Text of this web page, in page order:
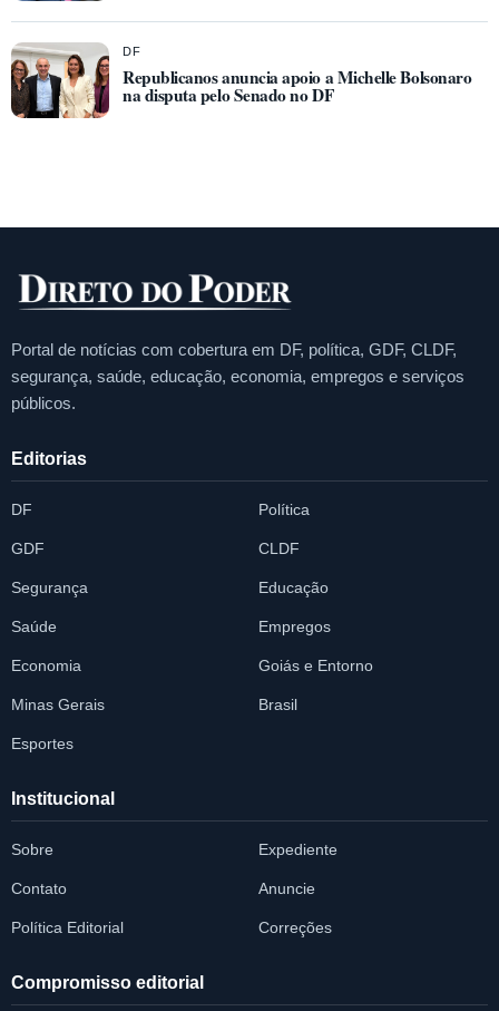
DF
Republicanos anuncia apoio a Michelle Bolsonaro
na disputa pelo Senado no DF
Portal de notícias com cobertura em DF, política, GDF, CLDF,
segurança, saúde, educação, economia, empregos e serviços
públicos.
Editorias
DF Política
GDF CLDF
Segurança Educação
Saúde Empregos
Economia Goiás e Entorno
Minas Gerais Brasil
Esportes
Institucional
Sobre Expediente
Contato Anuncie
Política Editorial Correções
Compromisso editorial